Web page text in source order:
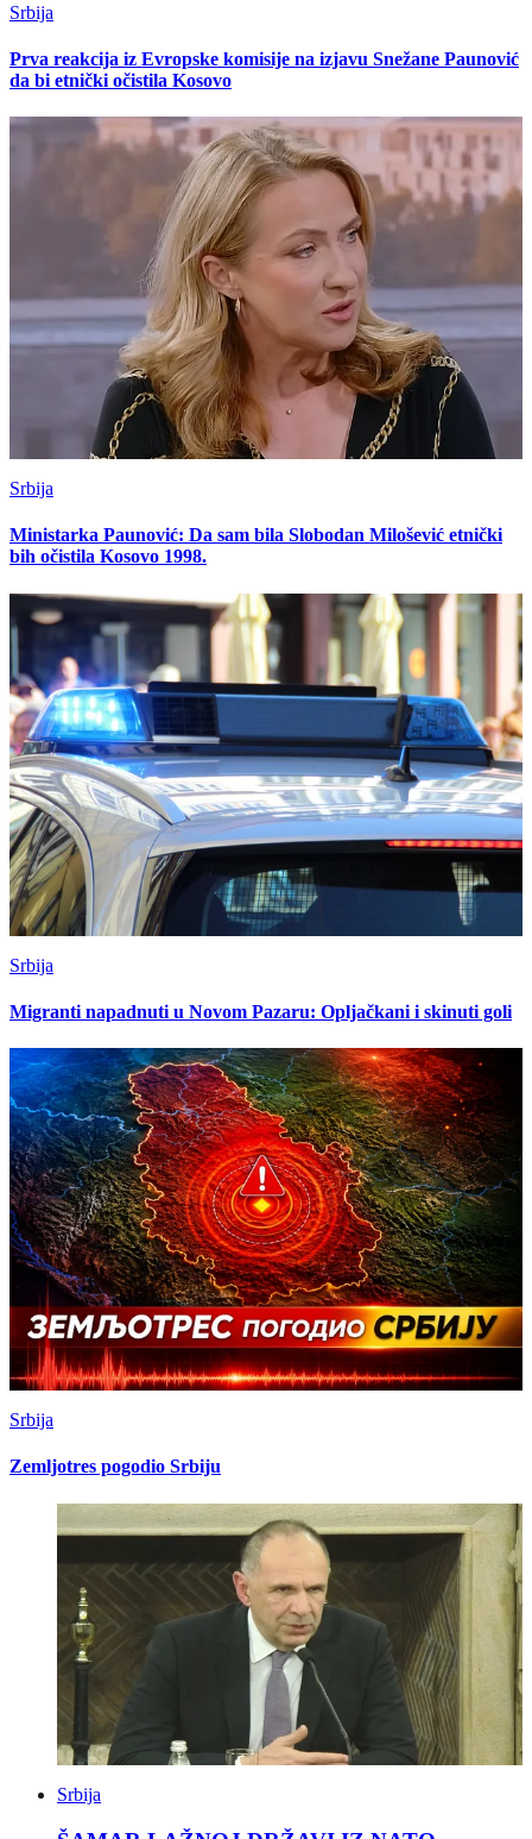
Srbija
Prva reakcija iz Evropske komisije na izjavu Snežane Paunović
da bi etnički očistila Kosovo
Srbija
Ministarka Paunović: Da sam bila Slobodan Milošević etnički
bih očistila Kosovo 1998.
Srbija
Migranti napadnuti u Novom Pazaru: Opljačkani i skinuti goli
Srbija
Zemljotres pogodio Srbiju
Srbija